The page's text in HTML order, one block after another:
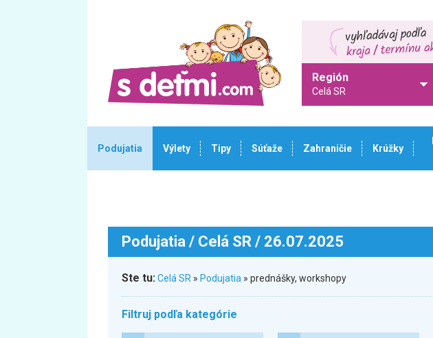
Región
Celá SR
Podujatia Výlety Tipy Súťaže Zahraničie Krúžky
Podujatia / Celá SR / 26.07.2025
Ste tu:Celá SR » Podujatia » prednášky, workshopy
Filtruj podľa kategórie